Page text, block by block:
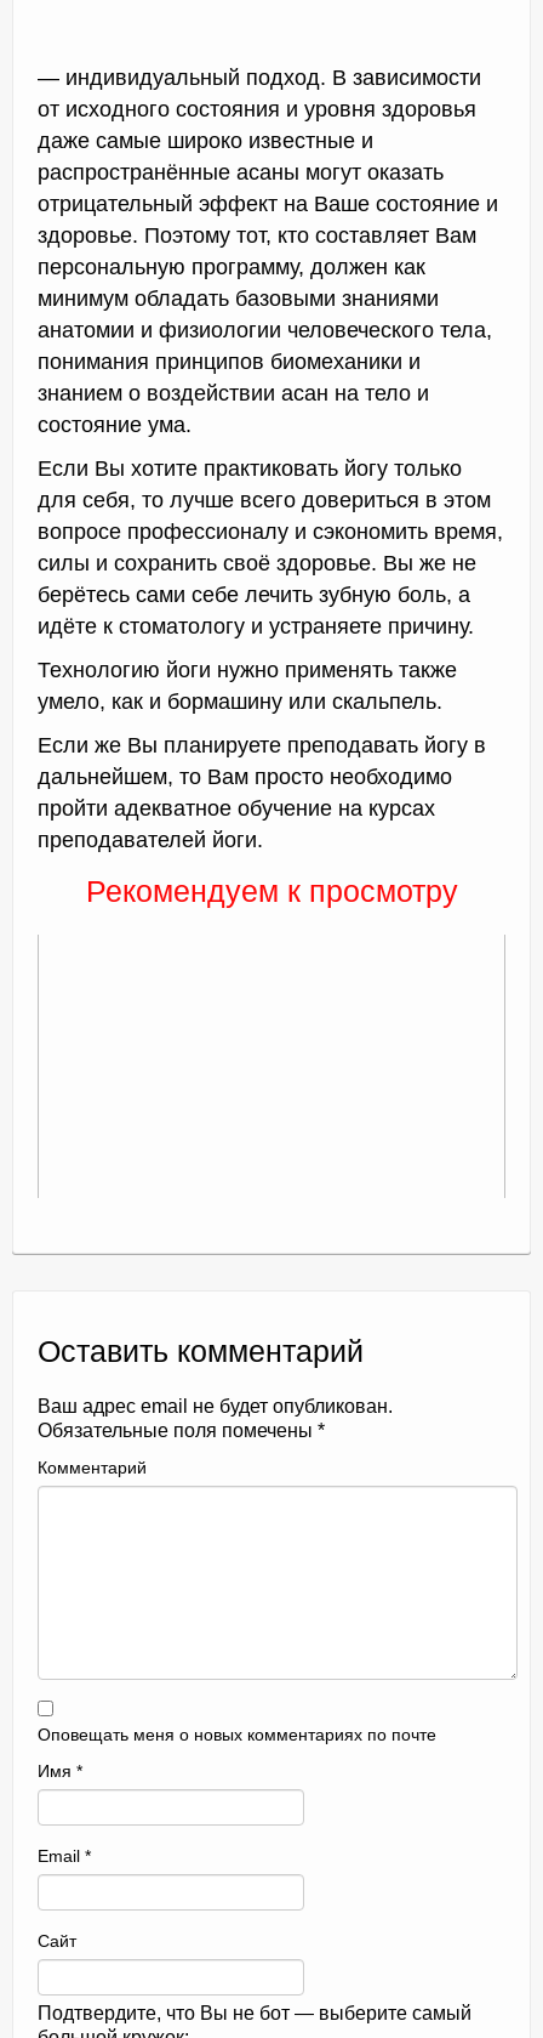
— индивидуальный подход. В зависимости
от исходного состояния и уровня здоровья
даже самые широко известные и
распространённые асаны могут оказать
отрицательный эффект на Ваше состояние и
здоровье. Поэтому тот, кто составляет Вам
персональную программу, должен как
минимум обладать базовыми знаниями
анатомии и физиологии человеческого тела,
понимания принципов биомеханики и
знанием о воздействии асан на тело и
состояние ума.
Если Вы хотите практиковать йогу только
для себя, то лучше всего довериться в этом
вопросе профессионалу и сэкономить время,
силы и сохранить своё здоровье. Вы же не
берётесь сами себе лечить зубную боль, а
идёте к стоматологу и устраняете причину.
Технологию йоги нужно применять также
умело, как и бормашину или скальпель.
Если же Вы планируете преподавать йогу в
дальнейшем, то Вам просто необходимо
пройти адекватное обучение на курсах
преподавателей йоги.
Рекомендуем к просмотру
Оставить комментарий
Ваш адрес email не будет опубликован.
Обязательные поля помечены *
Комментарий
Оповещать меня о новых комментариях по почте
Имя *
Email *
Сайт
Подтвердите, что Вы не бот — выберите самый